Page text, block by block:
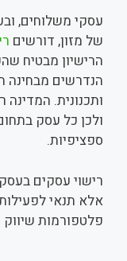
עסקי משלוחים,
של מזון, דורשים
הרישיון מבטיח
הנדרשים מבחינה
ותכנונית.
ולכן כל עסק
ספציפיות.
רישוי עסקים
אלא תנאי
פלטפורמות שיווק